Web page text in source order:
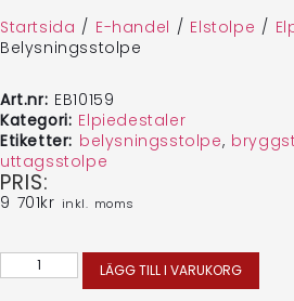
Startsida / E-handel / Elstolpe /
Belysningsstolpe
Art.nr: EB10159
Kategori: Elpiedestaler
Etiketter: belysningsstolpe,
uttagsstolpe
PRIS:
9 701kr inkl. moms
LÄGG TILL I VARUKORG